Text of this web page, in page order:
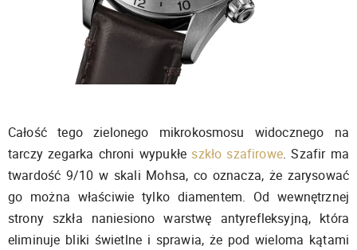
Całość tego zielonego mikrokosmosu widocznego na
tarczy zegarka chroni wypukłe szkło szafirowe. Szafir ma
twardość 9/10 w skali Mohsa, co oznacza, że zarysować
go można właściwie tylko diamentem. Od wewnętrznej
strony szkła naniesiono warstwę antyrefleksyjną, która
eliminuje bliki świetlne i sprawia, że pod wieloma kątami